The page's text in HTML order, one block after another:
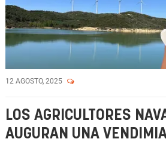
12 AGOSTO, 2025
LOS AGRICULTORES
AUGURAN UNA